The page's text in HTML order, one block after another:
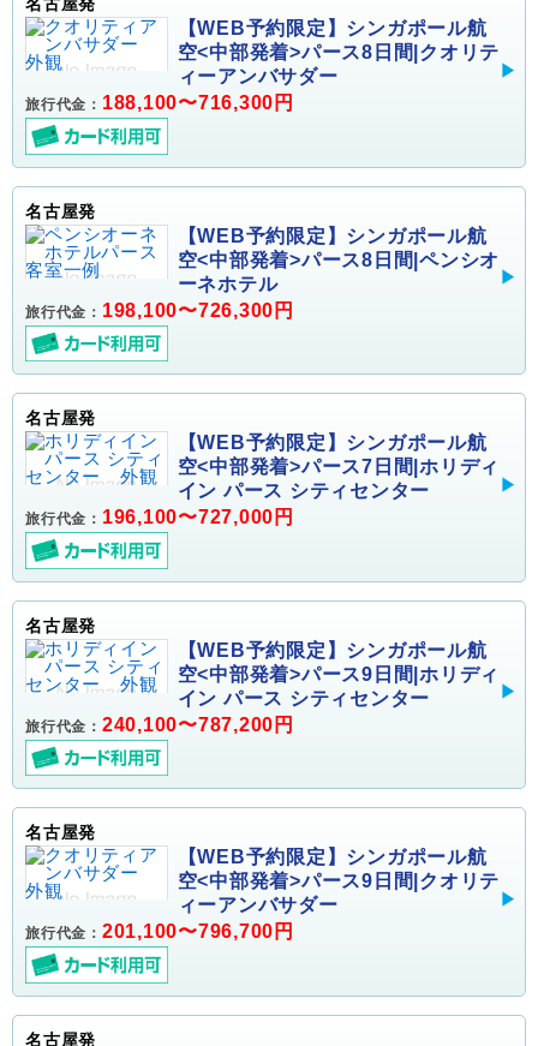
名古屋発
【WEB予約限定】シンガポール航
空<中部発着>パース8日間|クオリテ
ィーアンバサダー
旅行代金： 188,100〜716,300円
名古屋発
【WEB予約限定】シンガポール航
空<中部発着>パース8日間|ペンシオ
ーネホテル
旅行代金： 198,100〜726,300円
名古屋発
【WEB予約限定】シンガポール航
空<中部発着>パース7日間|ホリディ
イン パース シティセンター
旅行代金： 196,100〜727,000円
名古屋発
【WEB予約限定】シンガポール航
空<中部発着>パース9日間|ホリディ
イン パース シティセンター
旅行代金： 240,100〜787,200円
名古屋発
【WEB予約限定】シンガポール航
空<中部発着>パース9日間|クオリテ
ィーアンバサダー
旅行代金： 201,100〜796,700円
名古屋発